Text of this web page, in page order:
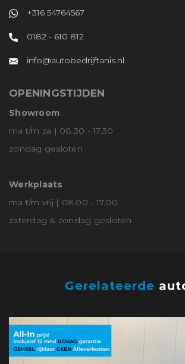
+316 54764567
0182 - 610 812
info@autobedrijftanis.nl
OPENINGSTIJDEN
Showroom
ma t/m za | 08.30 - 17.30
zondag gesloten
Werkplaats
ma t/m vrij | 08.00 - 17.00
zaterdag & zondag gesloten
Gerelateerde